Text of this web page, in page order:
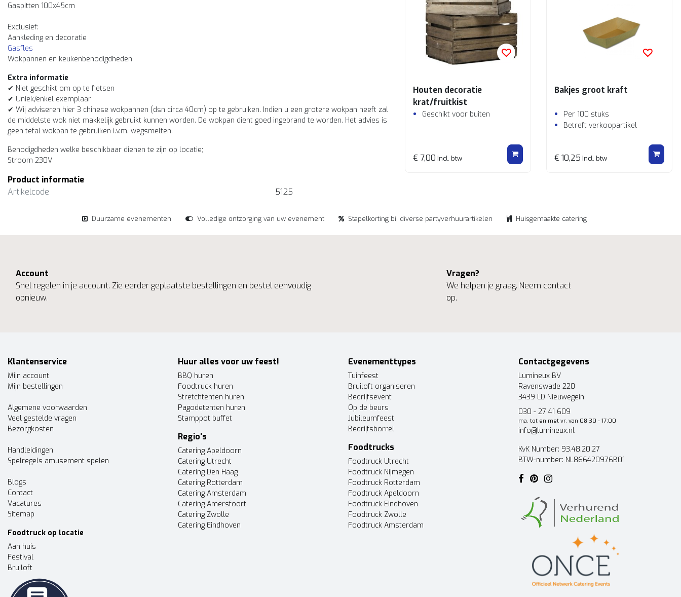
Gaspitten 100x45cm
Exclusief:
Aankleding en decoratie
Gasfles
Wokpannen en keukenbenodigdheden
Extra informatie
✔ Niet geschikt om op te fietsen
✔ Uniek/enkel exemplaar
✔ Wij adviseren hier 3 chinese wokpannen (dsn circa 40cm) op te gebruiken. Indien u een grotere wokpan heeft zal
de middelste wok niet makkelijk gebruikt kunnen worden. De wokpan dient goed ingebrand te worden. Het advies is
geen tefal wokpan te gebruiken i.v.m. wegsmelten.
Benodigdheden welke beschikbaar dienen te zijn op locatie;
Stroom 230V
Product informatie
Artikelcode
5125
Houten decoratie
krat/fruitkist
Geschikt voor buiten
€ 7,00 Incl. btw
Bakjes groot kraft
Per 100 stuks
Betreft verkoopartikel
€ 10,25 Incl. btw
Duurzame evenementen Volledige ontzorging van uw evenement Stapelkorting bij diverse partyverhuurartikelen Huisgemaakte catering
Account
Snel regelen in je account. Zie eerder geplaatste bestellingen en bestel eenvoudig
opnieuw.
Vragen?
We helpen je graag. Neem contact
op.
Klantenservice
Mijn account
Mijn bestellingen
Algemene voorwaarden
Veel gestelde vragen
Bezorgkosten
Handleidingen
Spelregels amusement spelen
Blogs
Contact
Vacatures
Sitemap
Foodtruck op locatie
Aan huis
Festival
Bruiloft
Huur alles voor uw feest!
BBQ huren
Foodtruck huren
Stretchtenten huren
Pagodetenten huren
Stamppot buffet
Regio's
Catering Apeldoorn
Catering Utrecht
Catering Den Haag
Catering Rotterdam
Catering Amsterdam
Catering Amersfoort
Catering Zwolle
Catering Eindhoven
Evenementtypes
Tuinfeest
Bruiloft organiseren
Bedrijfsevent
Op de beurs
Jubileumfeest
Bedrijfsborrel
Foodtrucks
Foodtruck Utrecht
Foodtruck Nijmegen
Foodtruck Rotterdam
Foodtruck Apeldoorn
Foodtruck Eindhoven
Foodtruck Zwolle
Foodtruck Amsterdam
Contactgegevens
Lumineux BV
Ravenswade 220
3439 LD Nieuwegein
030 - 27 41 609
ma. tot en met vr. van 08:30 - 17:00
info@lumineux.nl
KvK Number: 93.48.20.27
BTW-number: NL866420976B01